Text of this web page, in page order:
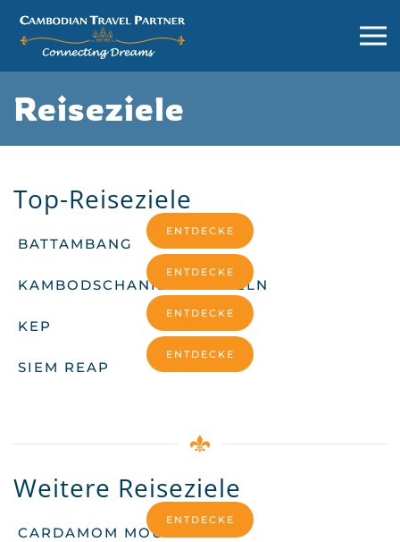
Reiseziele
Top-Reiseziele
BATTAMBANG
ENTDECKE
KAMBODSCHANISCHE INSELN
ENTDECKE
KEP
ENTDECKE
SIEM REAP
ENTDECKE
Weitere Reiseziele
CARDAMOM MOUNTAINS
ENTDECKE